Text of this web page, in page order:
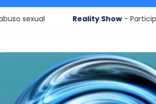
Reality Show - Participante deixa